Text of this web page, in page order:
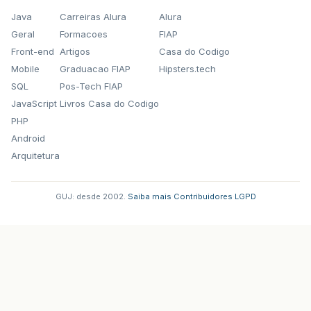
Java
Geral
Front-end
Mobile
SQL
JavaScript
PHP
Android
Arquitetura
Carreiras Alura
Formacoes
Artigos
Graduacao FIAP
Pos-Tech FIAP
Livros Casa do Codigo
Alura
FIAP
Casa do Codigo
Hipsters.tech
GUJ: desde 2002. Saiba mais Contribuidores LGPD